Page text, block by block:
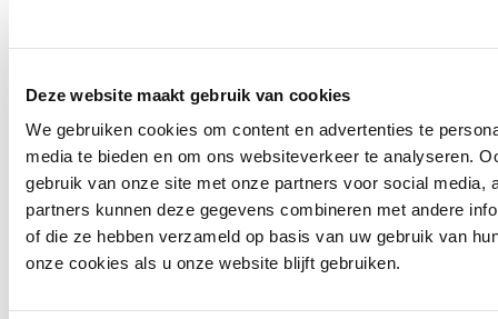
Deze website maakt gebruik van cookies
We gebruiken cookies om content en advertenties te
media te bieden en om ons websiteverkeer te analyseren.
gebruik van onze site met onze partners voor social media,
partners kunnen deze gegevens combineren met andere
of die ze hebben verzameld op basis van uw gebruik van
onze cookies als u onze website blijft gebruiken.